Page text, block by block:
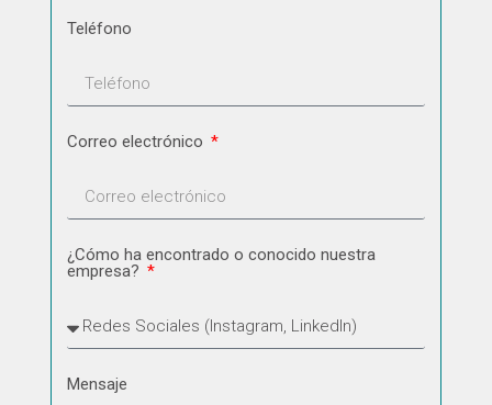
Teléfono
Correo electrónico
¿Cómo ha encontrado o conocido nuestra
empresa?
Mensaje